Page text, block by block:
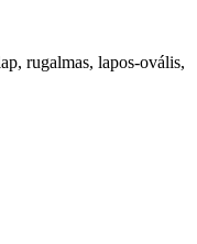
rugalmas, lapos-ovális,